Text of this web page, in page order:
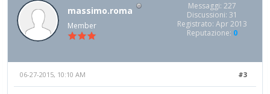
massimo.roma
Member
Messaggi: 227
Discussioni: 31
Registrato: Apr 2013
Reputazione: 0
#3
06-27-2015, 10:10 AM